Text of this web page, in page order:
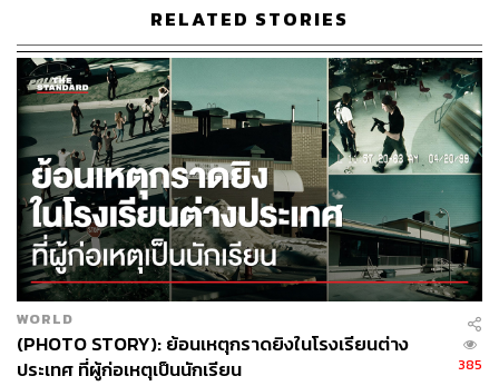
ญามีโอกาสที่จะเกิดขึ้นในช่วงเดือนกรกฎาคมถึงเดือน
กันยายนนี้ ซึ่งเป็นภาวะที่มีปริมาณน้ำฝนจำนวนมาก
สอดคล้องกับกรมอุตุนิยมวิทยาของประเทศออสเตรเลีย รวม
ถึงฝั่งประเทศไทยหรือจีนตอนใต้ที่มีภาวะฝนตกเร็วกว่าที่
ประเมินไว้
อีกทั้งภาวะแล้งจะเริ่มบรรเทาลงตั้งแต่ในไตรมาส 2/67
เป็นต้นไป หลังจากปริมาณน้ำฝนที่ตกเหนือเขื่อนของจีนเริ่มมี
ปริมาณที่เพิ่มมากขึ้นกว่าปีที่ผ่านมา อีกทั้งจะเป็นปัจจัยบวก
ต่อการผลิตไฟฟ้าจากเขื่อนพลังงานน้ำใน สปป.ลาว จะทำการ
ผลิตไฟฟ้าได้ดีขึ้นในการส่งไฟฟ้าเข้ามาขายยังไทยกับ
เวียดนาม ช่วยสนับสนุนต่อเนื่องกับธุรกิจโรงไฟฟ้าตั้งแต่กลาง
ปีต่อเนื่องไปจนถึงไตรมาส 4/67 ซึ่งเป็นช่วงไฮซีซันของการ
ผลิตน้ำในเขื่อนของภูมิภาค
RELATED STORIES
WORLD
(PHOTO STORY): ย้อนเหตุกราดยิงในโรงเรียนต่าง
ประเทศ ที่ผู้ก่อเหตุเป็นนักเรียน
385